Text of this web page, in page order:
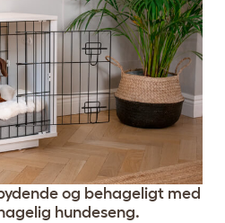
og behageligt med
hundeseng.